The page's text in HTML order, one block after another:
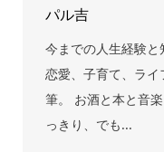
パル吉
今までの人生経験
恋愛、子育て、ラ
筆。 お酒と本と音
っきり、でも...